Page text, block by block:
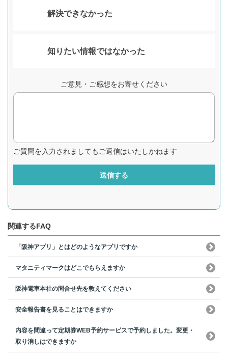
解決できなかった
知りたい情報ではなかった
ご意見・ご感想をお寄せください
ご質問を入力されましてもご返信はいたしかねます
送信する
関連するFAQ
「阪神アプリ」とはどのようなアプリですか
マタニティマークはどこでもらえますか
阪神電車本社の問合せ先を教えてください
安全報告書を見ることはできますか
内容を間違って定期券WEB予約サービスで予約しました。変更・
取り消しはできますか